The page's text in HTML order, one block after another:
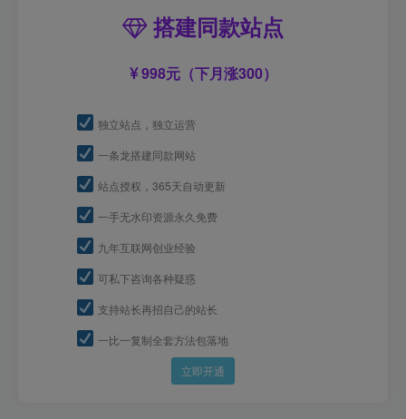
搭建同款站点
998元（下月涨300）
独立站点，独立运营
一条龙搭建同款网站
站点授权，365天自动更新
一手无水印资源永久免费
九年互联网创业经验
可私下咨询各种疑惑
支持站长再招自己的站长
一比一复制全套方法包落地
立即开通